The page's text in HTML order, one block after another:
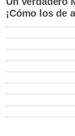
¡Cómo los de